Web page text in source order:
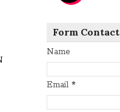
Form Contact
Name
Email *